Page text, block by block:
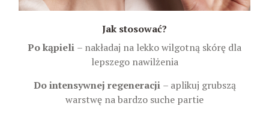
Jak stosować?
Po kąpieli – nakładaj na lekko wilgotną skórę dla
lepszego nawilżenia
Do intensywnej regeneracji – aplikuj grubszą
warstwę na bardzo suche partie